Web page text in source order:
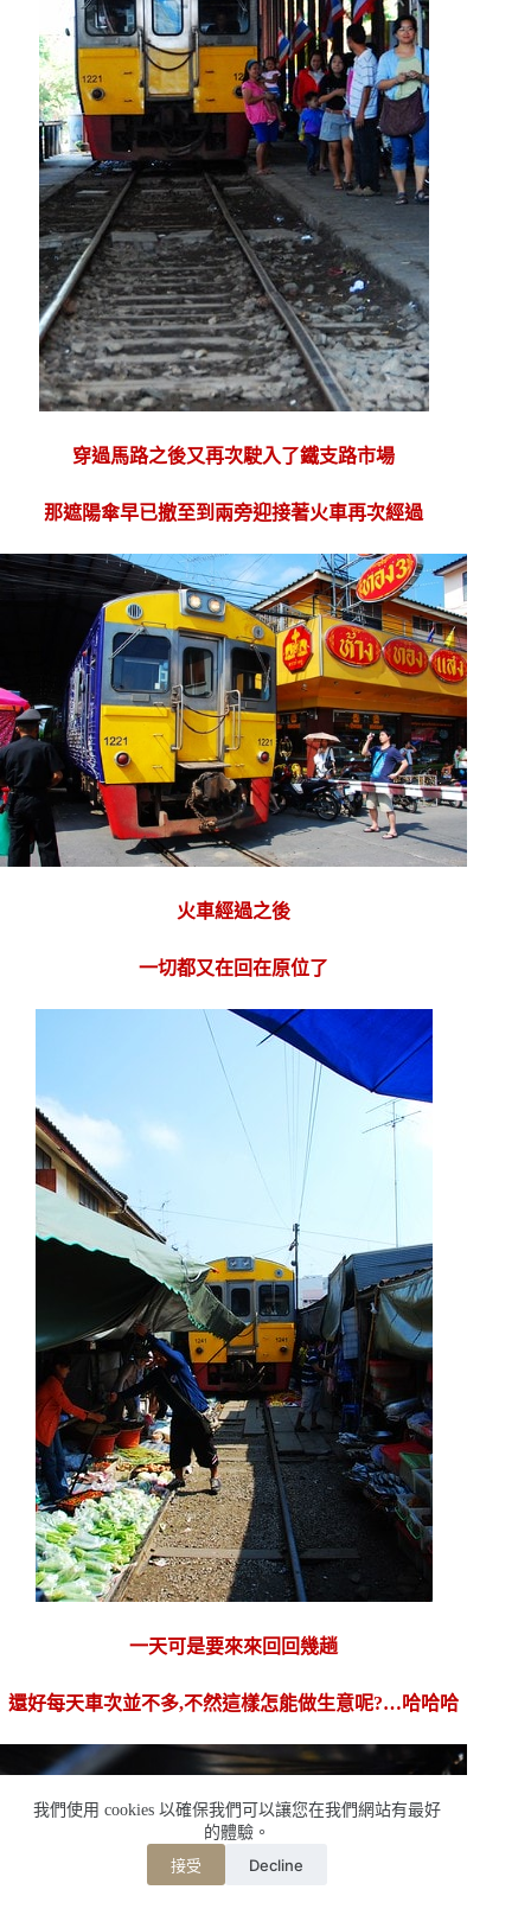
我們使用 cookies 以確保我們可以讓您在我們網站有最好
的體驗。
接受 Decline
穿過馬路之後又再次駛入了鐵支路市場
那遮陽傘早已撤至到兩旁迎接著火車再次經過
火車經過之後
一切都又在回在原位了
一天可是要來來回回幾趟
還好每天車次並不多,不然這樣怎能做生意呢?…哈哈哈